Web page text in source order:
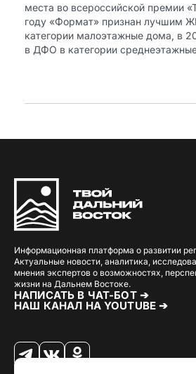
места во всероссийской премии
году «Формат» признан лучшим
категории малоэтажные дома, в
в ДФО в категории
Информационная платформа о развитии
Актуальные новости, аналитика,
мнения экспертов о возможностях,
жизни на Дальнем Востоке.
НАПИСАТЬ В ЧАТ-БОТ ➔
НАШ КАНАЛ НА YOUTUBE ➔